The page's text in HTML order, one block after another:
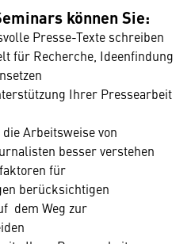
können Sie:
Presse-Texte schreiben
für Recherche, Ideenfindung
Ihrer Pressearbeit
Arbeitsweise von
besser verstehen
für
berücksichtigen
dem Weg zur